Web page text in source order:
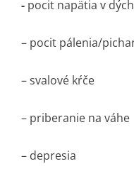
- pocit napätia v
– pocit pálenia/
– svalové kŕče
– priberanie na váhe
– depresia